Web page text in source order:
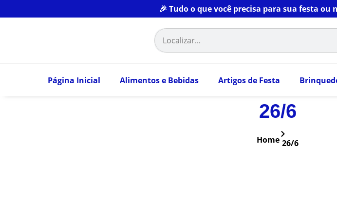
🎉 Tudo o que você precisa para sua festa ou
Página Inicial Alimentos e Bebidas Artigos de Festa
26/6
Home 26/6